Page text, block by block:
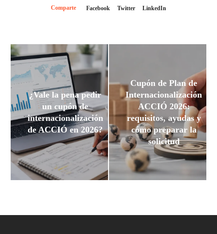
Comparte Facebook Twitter LinkedIn
¿Vale la pena pedir
un cupón de
internacionalización
de ACCIÓ en 2026?
Cupón de Plan de
Internacionalización
ACCIÓ 2026:
requisitos, ayudas y
cómo preparar la
solicitud